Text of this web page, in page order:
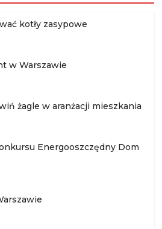
kotły zasypowe
w Warszawie
żagle w aranżacji mieszkania
Energooszczędny Dom